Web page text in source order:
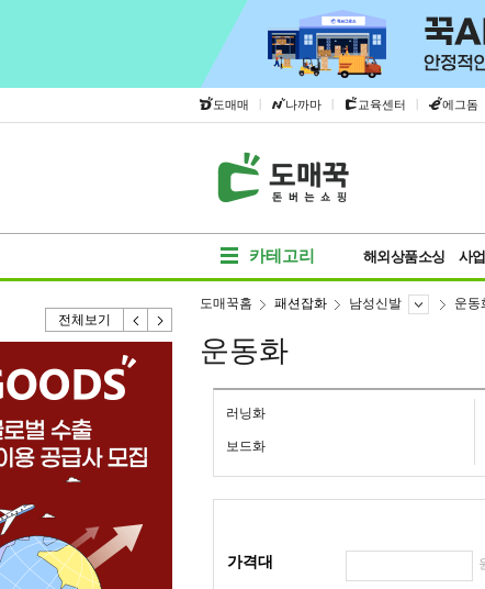
도매매 | 나까마 | 교육센터 | 에그돔
카테고리 해외상품소싱 사
전체보기
도매꾹홈 패션잡화 남성신발 운동
운동화
러닝화
보드화
가격대